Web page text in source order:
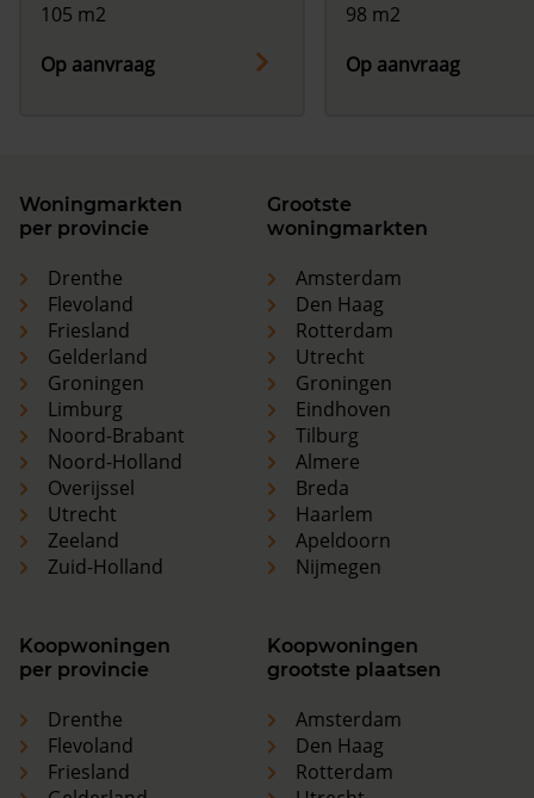
105 m2
Op aanvraag
98 m2
Op aanvraag
Woningmarkten
per provincie
Drenthe
Flevoland
Friesland
Gelderland
Groningen
Limburg
Noord-Brabant
Noord-Holland
Overijssel
Utrecht
Zeeland
Zuid-Holland
Grootste
woningmarkten
Amsterdam
Den Haag
Rotterdam
Utrecht
Groningen
Eindhoven
Tilburg
Almere
Breda
Haarlem
Apeldoorn
Nijmegen
Koopwoningen
per provincie
Drenthe
Flevoland
Friesland
Koopwoningen
grootste plaatsen
Amsterdam
Den Haag
Rotterdam